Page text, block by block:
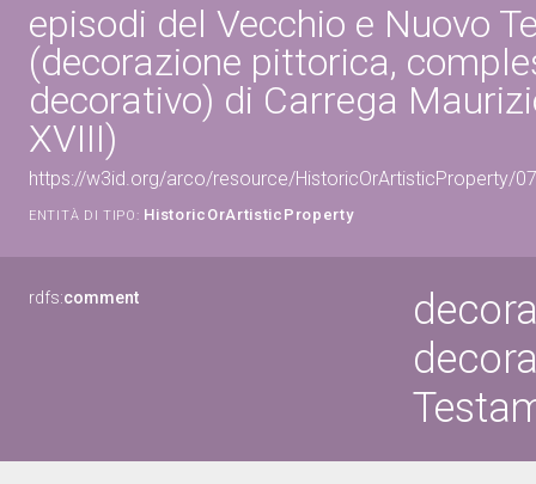
episodi del Vecchio e Nuovo
(decorazione pittorica,
decorativo) di Carrega
XVIII)
https://w3id.org/arco/resource/HistoricOrArtisticProperty/
ENTITÀ DI TIPO: HistoricOrArtisticProperty
rdfs:comment